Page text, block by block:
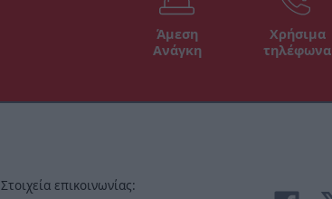
Άμεση
Ανάγκη
Χρήσιμα
τηλέφωνα
Στοιχεία επικοινωνίας: